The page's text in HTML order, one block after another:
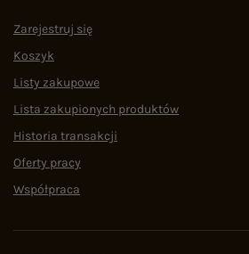
Zarejestruj się
Koszyk
Listy zakupowe
Lista zakupionych produktów
Historia transakcji
Oferty pracy
Współpraca